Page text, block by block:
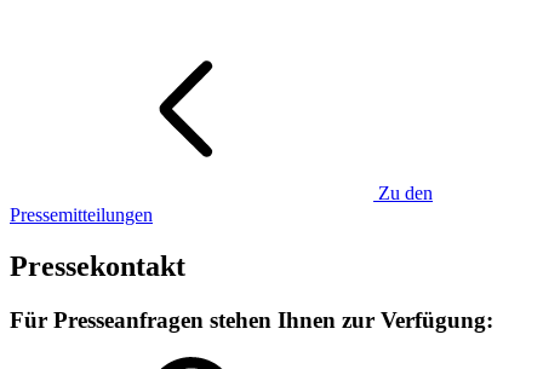
Zu den
Pressemitteilungen
Pressekontakt
Für Presseanfragen stehen Ihnen zur Verfügung: